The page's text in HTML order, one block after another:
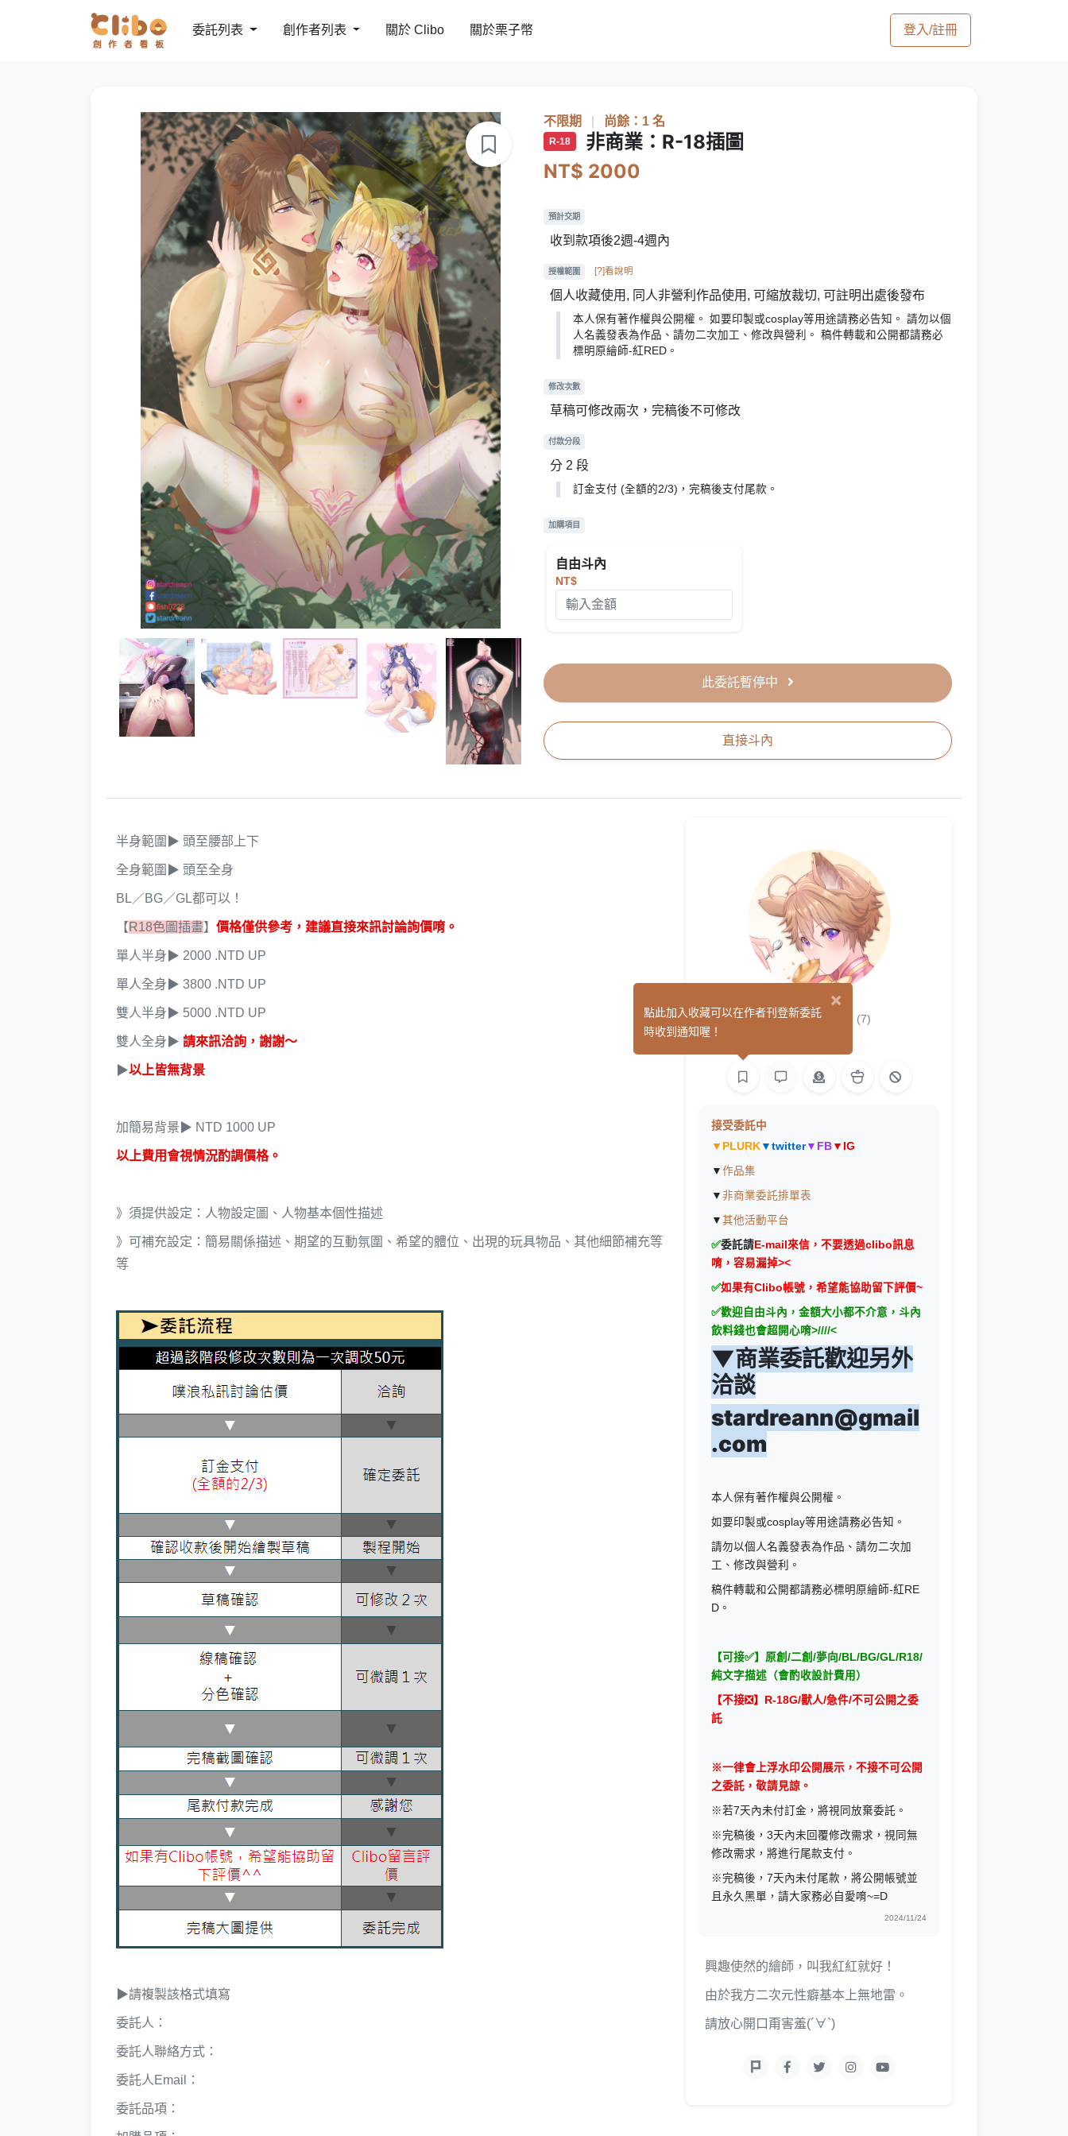
委託列表 創作者列表 關於 Clibo 關於栗子幣 登入/註冊
不限期 尚餘：1 名
R-18
非商業：R-18插圖
NT$ 2000
預計交期
收到款項後2週-4週內
授權範圍 [?]看說明
個人收藏使用, 同人非營利作品使用, 可縮放裁切, 可註明出處後發布
本人保有著作權與公開權。 如要印製或cosplay等用途請務必告知。 請勿以個
人名義發表為作品、請勿二次加工、修改與營利。 稿件轉載和公開都請務必
標明原繪師-紅RED。
修改次數
草稿可修改兩次，完稿後不可修改
付款分段
分 2 段
訂金支付 (全額的2/3)，完稿後支付尾款。
加購項目
自由斗內
NT$
此委託暫停中
直接斗內
半身範圍▶ 頭至腰部上下
全身範圍▶ 頭至全身
BL／BG／GL都可以！
【R18色圖插畫】 價格僅供參考，建議直接來訊討論詢價唷。
單人半身▶ 2000 .NTD UP
單人全身▶ 3800 .NTD UP
雙人半身▶ 5000 .NTD UP
雙人全身▶ 請來訊洽詢，謝謝～
▶以上皆無背景
加簡易背景▶ NTD 1000 UP
以上費用會視情況酌調價格。
》須提供設定：人物設定圖、人物基本個性描述
》可補充設定：簡易關係描述、期望的互動氛圍、希望的體位、出現的玩具物品、其他細節補充等
等
▶請複製該格式填寫
委託人：
委託人聯絡方式：
委託人Email：
委託品項：
紅/RED (7)
接受委託中
▼ PLURK ▼twitter▼ FB ▼ IG
▼作品集
▼非商業委託排單表
▼其他活動平台
✅委託請 E-mail來信，不要透過clibo訊息
唷，容易漏掉><
✅如果有Clibo帳號，希望能協助留下評價~
✅歡迎自由斗內，金額大小都不介意，斗內
飲料錢也會超開心唷>////<
▼商業委託歡迎另外
洽談
stardreann@gmail
.com
本人保有著作權與公開權。
如要印製或cosplay等用途請務必告知。
請勿以個人名義發表為作品、請勿二次加
工、修改與營利。
稿件轉載和公開都請務必標明原繪師-紅RE
D。
【可接✅】原創/二創/夢向/BL/BG/GL/R18/
純文字描述（會酌收設計費用）
【不接❎】R-18G/獸人/急件/不可公開之委
託
※一律會上浮水印公開展示，不接不可公開
之委託，敬請見諒。
※若7天內未付訂金，將視同放棄委託。
※完稿後，3天內未回覆修改需求，視同無
修改需求，將進行尾款支付。
※完稿後，7天內未付尾款，將公開帳號並
且永久黑單，請大家務必自愛唷~=D
2024/11/24
興趣使然的繪師，叫我紅紅就好！
由於我方二次元性癖基本上無地雷。
請放心開口甭害羞(´∀`)
×
點此加入收藏可以在作者刊登新委託
時收到通知喔！